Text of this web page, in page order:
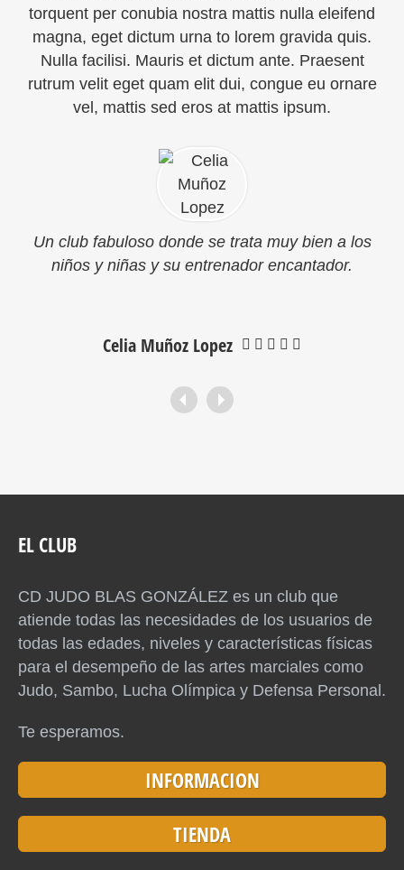
torquent per conubia nostra mattis nulla eleifend
magna, eget dictum urna to lorem gravida quis.
Nulla facilisi. Mauris et dictum ante. Praesent
rutrum velit eget quam elit dui, congue eu ornare
vel, mattis sed eros at mattis ipsum.
Un club fabuloso donde se trata muy bien a los
niños y niñas y su entrenador encantador.
Celia Muñoz Lopez
EL CLUB
CD JUDO BLAS GONZÁLEZ es un club que
atiende todas las necesidades de los usuarios de
todas las edades, niveles y características físicas
para el desempeño de las artes marciales como
Judo, Sambo, Lucha Olímpica y Defensa Personal.
Te esperamos.
INFORMACION
TIENDA